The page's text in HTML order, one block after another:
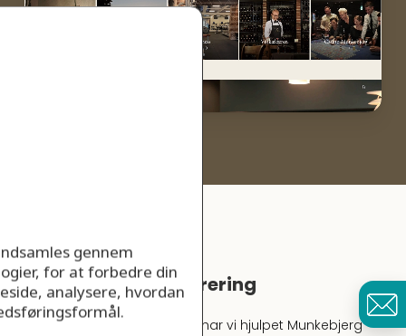
E-MAIL MARKETING
Fokus på leadgenerering
Gennem e-mail marketing har vi hjulpet Munkebjerg
gennem
for at forbedre din
analysere, hvordan